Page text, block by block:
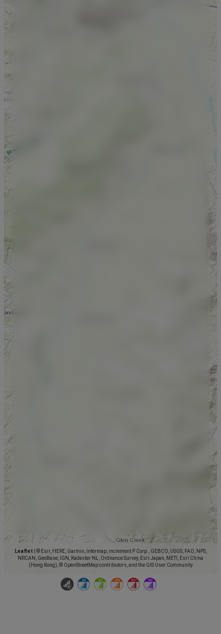
Leaflet
© Esri, HERE, Garmin, Intermap, increment P Corp., GEBCO, USGS, FAO, NPS,
NRCAN, GeoBase, IGN, Kadaster NL, Ordnance Survey, Esri Japan, METI, Esri China
(Hong Kong), © OpenStreetMap contributors, and the GIS User Community